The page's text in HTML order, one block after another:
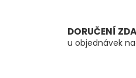
y
v
ý
DORUČENÍ
u objednávek